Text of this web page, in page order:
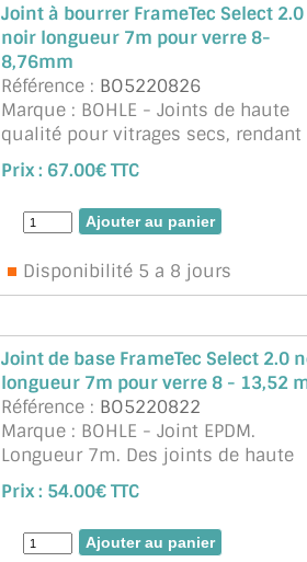
Joint à bourrer FrameTec Select 2.0
noir longueur 7m pour verre 8-
8,76mm
Référence : BO5220826
Marque : BOHLE - Joints de haute
qualité pour vitrages secs, rendant
silicone superflu. Le joint en coin
la vitre de manière sûre et solide
le profil du vitrage et de l'huisserie
Prix : 67.00€ TTC
Disponibilité 5 a 8 jours
Joint de base FrameTec Select 2.0
longueur 7m pour verre 8 - 13,52
Référence : BO5220822
Marque : BOHLE - Joint EPDM.
Longueur 7m. Des joints de haute
qualité pour les vitrages secs qui
rendent le silicone superflu. Le
base est inséré dans l'huisserie et
dans le profil&eacut ...suite
Prix : 54.00€ TTC